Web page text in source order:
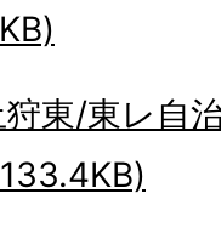
東/東レ自